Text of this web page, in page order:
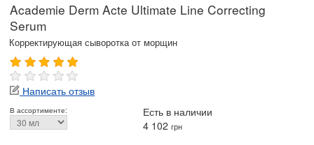
Academie Derm Acte Ultimate Line Correcting
Serum
Корректирующая сыворотка от морщин
Написать отзыв
В ассортименте:
Есть в наличии
4 102 грн